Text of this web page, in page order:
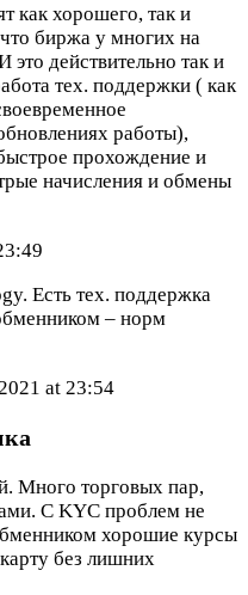
как хорошего, так и
биржа у многих на
это действительно так и
тех. поддержки ( как
работы),
прохождение и
начисления и обмены
Есть тех. поддержка
– норм
at 23:54
Много торговых пар,
С KYC проблем не
хорошие курсы
без лишних